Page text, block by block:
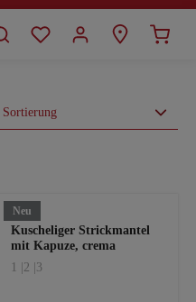
Neu
Kuscheliger Strickmantel
mit Kapuze, crema
1 | 2 | 3